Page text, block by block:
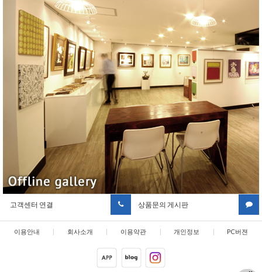
고객센터 연결 상품문의 게시판
이용안내 | 회사소개 | 이용약관 | 개인정보 | PC버젼